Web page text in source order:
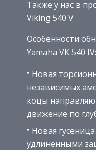
Также у нас в
Viking 540 V
Особенности
Yamaha VK 540 IV:
Новая
независимых
коцы
движение по
Новая
удлиненными